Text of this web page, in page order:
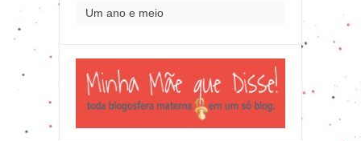
Um ano e meio